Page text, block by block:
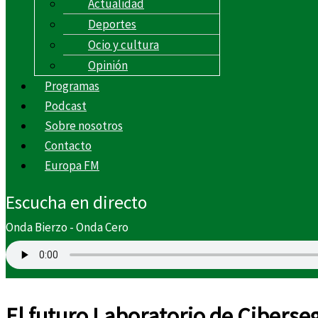
Actualidad
Deportes
Ocio y cultura
Opinión
Programas
Podcast
Sobre nosotros
Contacto
Europa FM
Escucha en directo
Onda Bierzo - Onda Cero